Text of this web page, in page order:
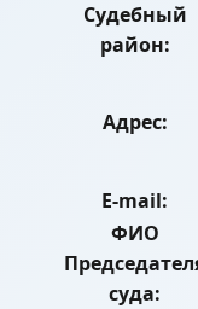
Судебный
район:
Адрес:
E-mail:
ФИО
суда: